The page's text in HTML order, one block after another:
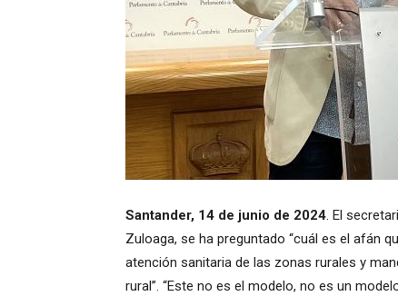
Santander, 14 de junio de 2024. El
Zuloaga, se ha preguntado “cuál es el afán
atención sanitaria de las zonas rurales y
rural”. “Este no es el modelo, no es un